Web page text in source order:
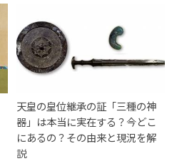
天皇の皇位継承の証「三種の神
器」は本当に実在する？今どこ
にあるの？その由来と現況を解
説